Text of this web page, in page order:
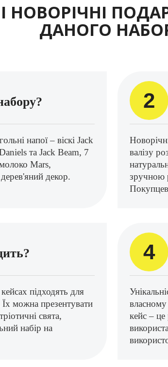
НОВОРІЧНІ
ДАНОГО
напої – віскі Jack
та Jack Beam, 7
Mars,
дерев'яний декор.
2
валізу
зручною
підходять для
Їх можна презентувати
свята,
набір на
4
кейс – це